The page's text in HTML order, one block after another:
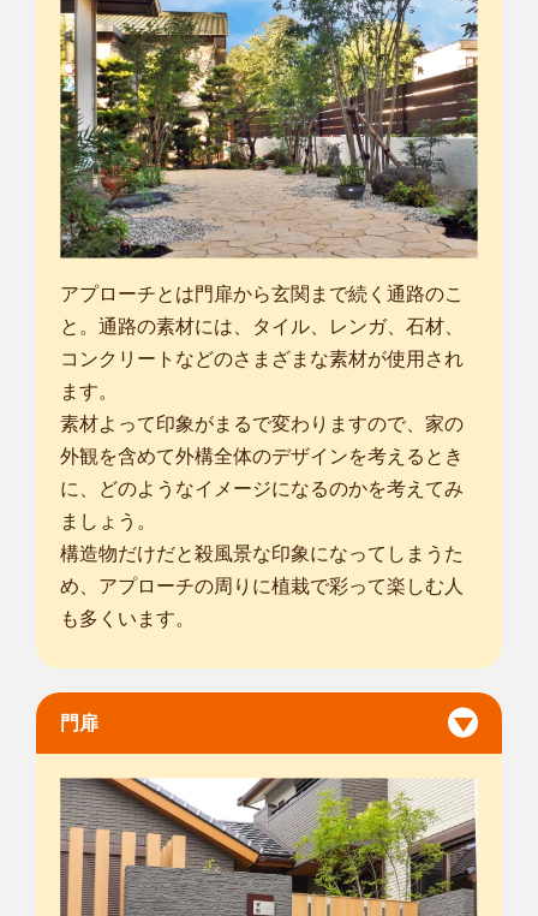
アプローチとは門扉から玄関まで続く通路のこ
と。通路の素材には、タイル、レンガ、石材、
コンクリートなどのさまざまな素材が使用され
ます。
素材よって印象がまるで変わりますので、家の
外観を含めて外構全体のデザインを考えるとき
に、どのようなイメージになるのかを考えてみ
ましょう。
構造物だけだと殺風景な印象になってしまうた
め、アプローチの周りに植栽で彩って楽しむ人
も多くいます。
門扉